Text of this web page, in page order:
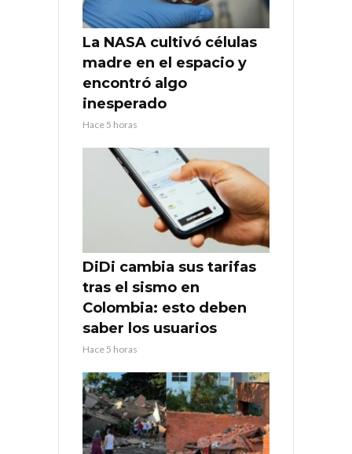
La NASA cultivó células
madre en el espacio y
encontró algo
inesperado
Hace 5 horas
DiDi cambia sus tarifas
tras el sismo en
Colombia: esto deben
saber los usuarios
Hace 5 horas